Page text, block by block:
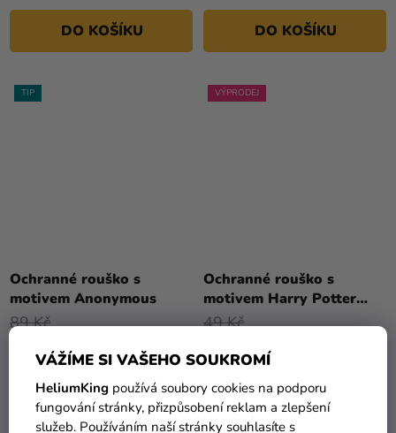
VÁŽÍME SI VAŠEHO SOUKROMÍ
HeliumKing používá soubory cookies na podporu
fungování stránky, přizpůsobení reklam a zlepšení
služeb. Používáním naší stránky souhlasíte s
DO KOŠÍKU DO KOŠÍKU
TIP
Ochranné rouško s
motivem Anonymous
89 Kč
DO KOŠÍKU
VÝPRODEJ
Ochranné rouško s
motivem Harry Potter
Nebelvír 1 ks
49 Kč
DO KOŠÍKU